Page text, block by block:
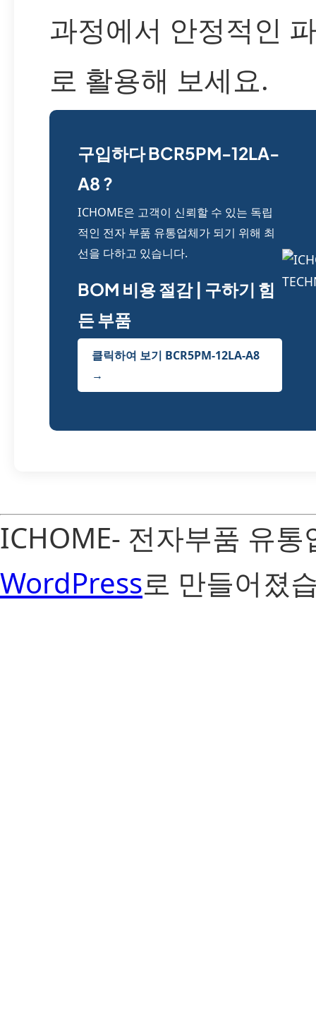
과정에서 안정적인
로 활용해 보세요.
구입하다 BCR5PM-12LA-
A8 ?
ICHOME은 고객이 신뢰할 수 있는 독립
적인 전자 부품 유통업체가 되기 위해 최
선을 다하고 있습니다.
BOM 비용 절감 | 구하기 힘
든 부품
클릭하여 보기 BCR5PM-12LA-A8
→
ICHOME- 전자부품 유
WordPress로 만들어졌